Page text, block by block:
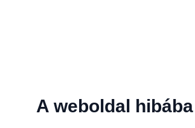
A weboldal